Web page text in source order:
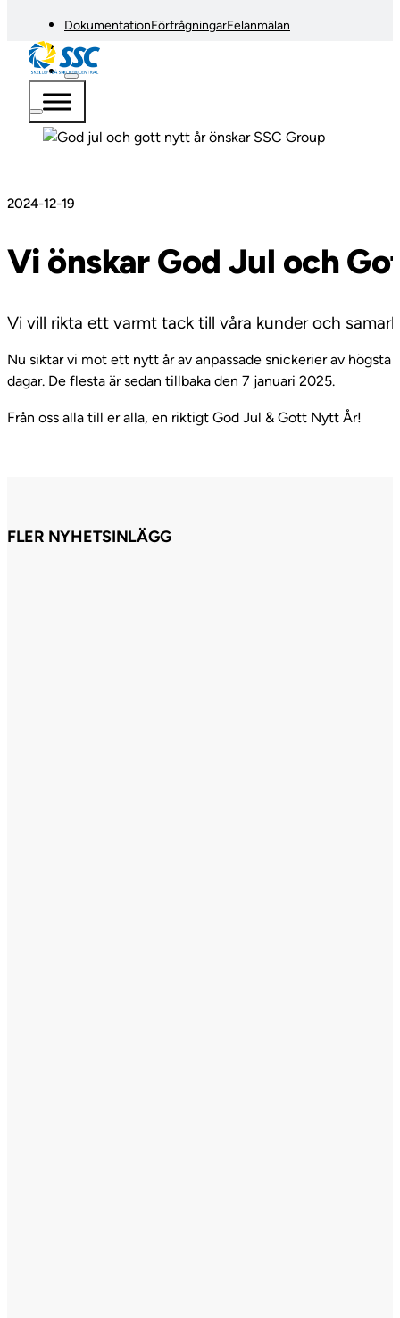
DokumentationFörfrågningarFelanmälan
2024-12-19
Vi önskar God Jul och
Vi vill rikta ett varmt tack till våra kunder och
Nu siktar vi mot ett nytt år av anpassade snickerier av
dagar. De flesta är sedan tillbaka den 7 januari 2025.
Från oss alla till er alla, en riktigt God Jul & Gott Nytt År!
FLER NYHETSINLÄGG